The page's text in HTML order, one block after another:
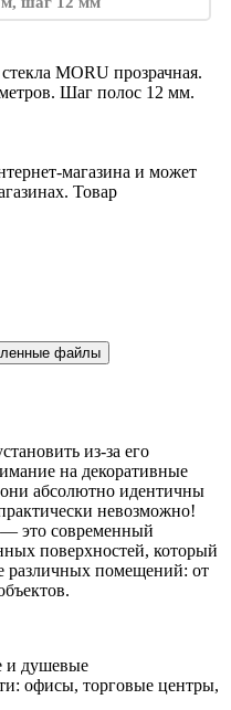
MORU прозрачная.
Шаг полос 12 мм.
магазина и может
Товар
файлы
из‑за его
на декоративные
абсолютно идентичны
невозможно!
— это современный
поверхностей, который
различных помещений: от
и душевые
офисы, торговые центры,